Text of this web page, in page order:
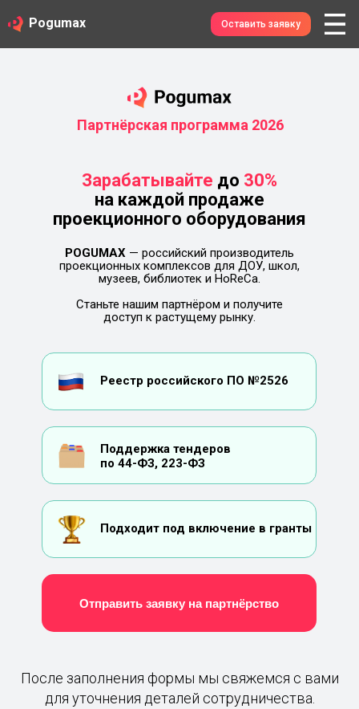
Оставить заявку
Pogumax
Партнёрская программа 2026
Зарабатывайте до 30%
на каждой продаже
проекционного оборудования
POGUMAX — российский производитель
проекционных комплексов для ДОУ, школ,
музеев, библиотек и HoReCa.
Станьте нашим партнёром и получите
доступ к растущему рынку.
Отправить заявку на партнёрство
Реестр российского ПО №2526
Поддержка тендеров
по 44-ФЗ, 223-ФЗ
Подходит под включение в гранты
После заполнения формы мы свяжемся с вами
для уточнения деталей сотрудничества.